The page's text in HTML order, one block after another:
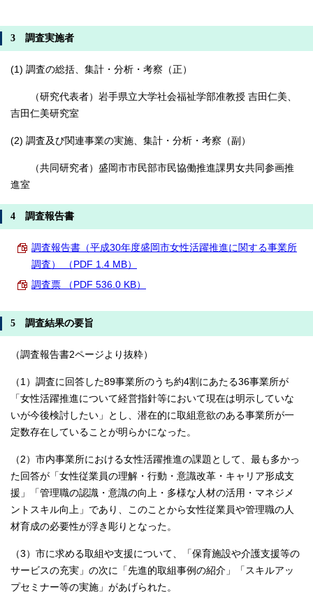
3 調査実施者
(1) 調査の総括、集計・分析・考察（正）
（研究代表者）岩手県立大学社会福祉学部准教授 吉田仁美、
吉田仁美研究室
(2) 調査及び関連事業の実施、集計・分析・考察（副）
（共同研究者）盛岡市市民部市民協働推進課男女共同参画推
進室
4 調査報告書
調査報告書（平成30年度盛岡市女性活躍推進に関する事業所
調査） （PDF 1.4 MB）
調査票 （PDF 536.0 KB）
5 調査結果の要旨
（調査報告書2ページより抜粋）
（1）調査に回答した89事業所のうち約4割にあたる36事業所が
「女性活躍推進について経営指針等において現在は明示していな
いが今後検討したい」とし、潜在的に取組意欲のある事業所が一
定数存在していることが明らかになった。
（2）市内事業所における女性活躍推進の課題として、最も多かっ
た回答が「女性従業員の理解・行動・意識改革・キャリア形成支
援」「管理職の認識・意識の向上・多様な人材の活用・マネジメ
ントスキル向上」であり、このことから女性従業員や管理職の人
材育成の必要性が浮き彫りとなった。
（3）市に求める取組や支援について、「保育施設や介護支援等の
サービスの充実」の次に「先進的取組事例の紹介」「スキルアッ
プセミナー等の実施」があげられた。